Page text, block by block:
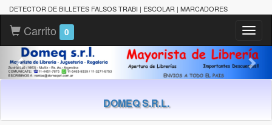
DETECTOR DE BILLETES FALSOS TRABI | ESCOLAR | MARCADORES
Carrito 0
DOMEQ S.R.L.